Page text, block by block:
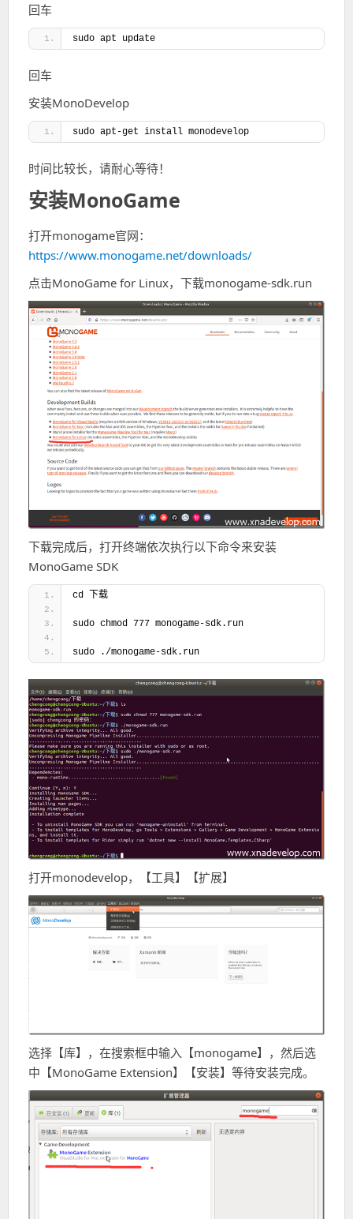
回车
sudo apt update
回车
安装MonoDevelop
sudo apt-get install monodevelop
时间比较长，请耐心等待！
安装MonoGame
打开monogame官网：
https://www.monogame.net/downloads/
点击MonoGame for Linux，下载monogame-sdk.run
下载完成后，打开终端依次执行以下命令来安装
MonoGame SDK
cd 下载
sudo chmod 777 monogame-sdk.run
sudo ./monogame-sdk.run
打开monodevelop，【工具】【扩展】
选择【库】，在搜索框中输入【monogame】，然后选
中【MonoGame Extension】【安装】等待安装完成。